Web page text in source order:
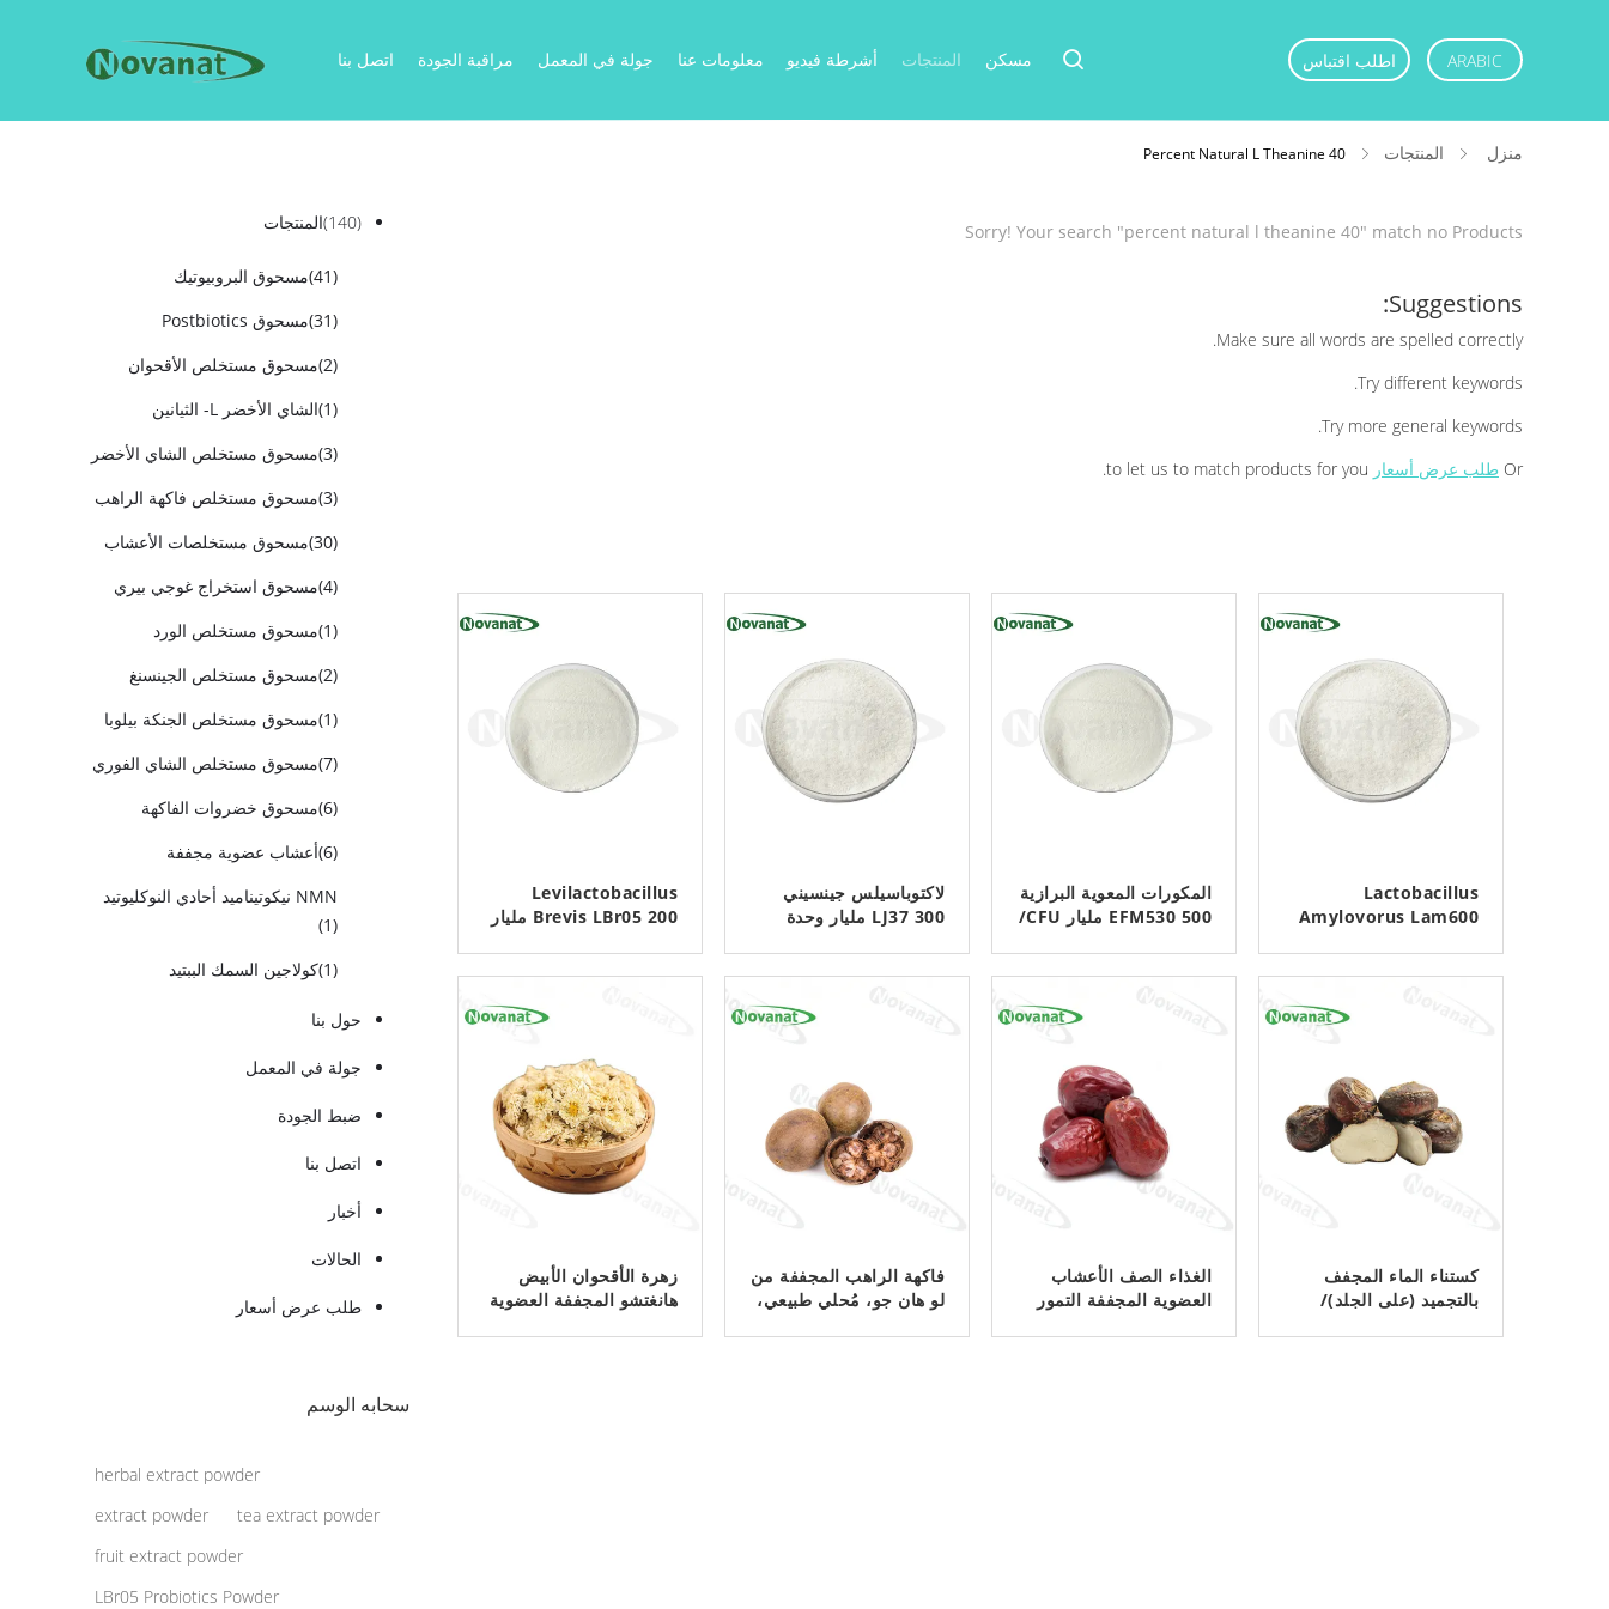
مسكن المنتجات أشرطة فيديو معلومات عنا جولة في المعمل مراقبة الجودة اتصل بنا اطلب اقتباس ARABIC
منزل المنتجات 40 Percent Natural L Theanine
المنتجات (140)
مسحوق البروبيوتيك
(41)
مسحوق Postbiotics
(31)
مسحوق مستخلص الأقحوان
(2)
الشاي الأخضر L- الثيانين
(1)
مسحوق مستخلص الشاي الأخضر
(3)
مسحوق مستخلص فاكهة الراهب
(3)
مسحوق مستخلصات الأعشاب
(30)
مسحوق استخراج غوجي بيري
(4)
مسحوق مستخلص الورد
(1)
مسحوق مستخلص الجينسنغ
(2)
مسحوق مستخلص الجنكة بيلوبا
(1)
مسحوق مستخلص الشاي الفوري
(7)
مسحوق خضروات الفاكهة
(6)
أعشاب عضوية مجففة
(6)
NMN نيكوتيناميد أحادي النوكليوتيد
(1)
كولاجين السمك الببتيد
(1)
حول بنا
جولة في المعمل
ضبط الجودة
اتصل بنا
أخبار
الحالات
طلب عرض أسعار
سحابه الوسم
herbal extract powder
extract powder
tea extract powder
fruit extract powder
LBr05 Probiotics Powder
Sorry! Your search " 40 percent natural l theanine" match no Products
Suggestions:
Make sure all words are spelled correctly.
Try different keywords.
Try more general keywords.
Or طلب عرض أسعار
Levilactobacillus
Brevis LBr05 200 مليار
ﺎﺘﺼﻟ ﺍﻶﻧ
لاكتوباسيلس جينسيني
LJ37 300 مليار وحدة
الغلوتين/خالٍ من الألبان
ﺎﺘﺼﻟ ﺍﻶﻧ
المكورات المعوية البرازية
EFM530 500 مليار CFU/
ﺎﺘﺼﻟ ﺍﻶﻧ
Lactobacillus
Amylovorus Lam600
الغلوتين/خالٍ من منتجات
ﺎﺘﺼﻟ ﺍﻶﻧ
زهرة الأقحوان الأبيض
هانغتشو المجففة العضوية
فاكهة الراهب المجففة من
لو هان جو، مُحلي طبيعي،
الغذاء الصف الأعشاب
العضوية المجففة التمور
كستناء الماء المجفف
بالتجميد (على الجلد)/